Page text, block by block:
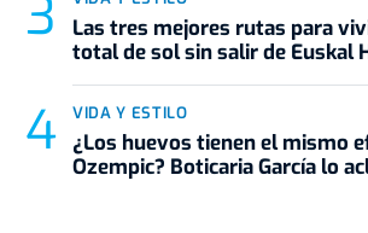
Las tres mejores rutas para
total de sol sin salir de Euskal
VIDA Y ESTILO
¿Los huevos tienen el mismo
Ozempic? Boticaria García lo